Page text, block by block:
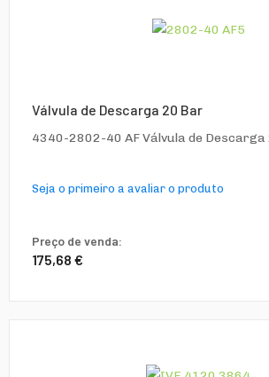
Válvula de Descarga 20 Bar
4340-2802-40 AF Válvula de Descarga
Seja o primeiro a avaliar o produto
Preço de venda:
175,68 €